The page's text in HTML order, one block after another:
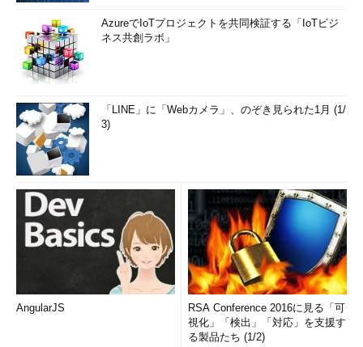
AzureでIoTプロジェクトを共同検証する「IoTビジ
ネス共創ラボ」
「LINE」に「Webカメラ」、のぞき見られた1月 (1/
3)
AngularJS
RSA Conference 2016に見る「可
視化」「検出」「対応」を支援す
る製品たち (1/2)